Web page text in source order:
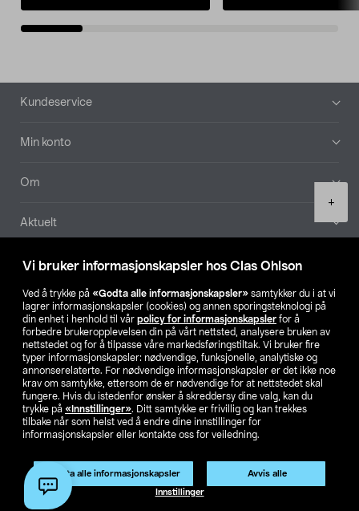
Vi bruker informasjonskapsler hos Clas Ohlson
Ved å trykke på «Godta alle informasjonskapsler» samtykker du i at vi
lagrer informasjonskapsler (cookies) og annen sporingsteknologi på
din enhet i henhold til vår policy for informasjonskapsler for å
forbedre brukeropplevelsen din på vårt nettsted, analysere bruken av
nettstedet og for å tilpasse våre markedsføringstiltak. Vi bruker fire
typer informasjonskapsler: nødvendige, funksjonelle, analytiske og
annonserelaterte. For nødvendige informasjonskapsler er det ikke noe
krav om samtykke, ettersom de er nødvendige for at nettstedet skal
fungere. Hvis du istedenfor ønsker å skreddersy dine valg, kan du
trykke på «Innstillinger». Ditt samtykke er frivillig og kan trekkes
tilbake når som helst ved å endre dine innstillinger for
informasjonskapsler eller kontakte oss for veiledning.
Godta alle informasjonskapsler Avvis alle
Innstillinger
+
Legg i handlekurv
Bunntekst
Kundeservice
Min konto
Om
Aktuelt
Våre selskaper
Finn din butikk
SE NO FI
Endre til priser ekskl. moms